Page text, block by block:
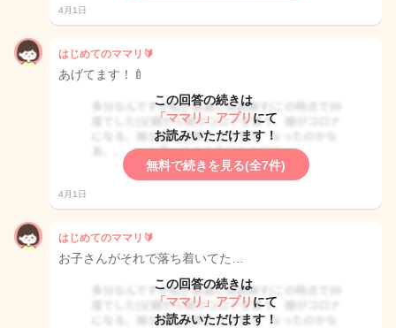
4月1日
はじめてのママリ🔰
あげてます！🍼
この回答の続きは
「ママリ」アプリ にて
お読みいただけます！
無料で続きを見る(全7件)
4月1日
はじめてのママリ🔰
お子さんがそれで落ち着いてた…
この回答の続きは
「ママリ」アプリ にて
お読みいただけます！